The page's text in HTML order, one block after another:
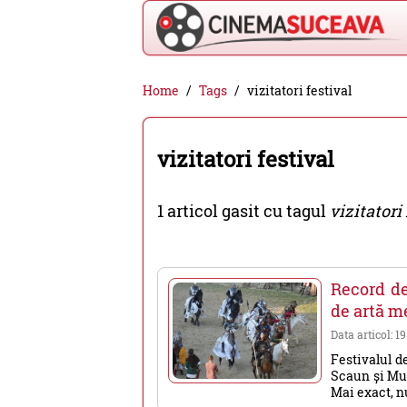
Cinema
Suceava
-
filme
cinema,
evenimente
din
Suceava
Home Tags vizitatori festival
vizitatori festival
1 articol gasit cu tagul vizitatori
Record
de artă
Data articol:
Festivalul
Scaun și
Mai exact,